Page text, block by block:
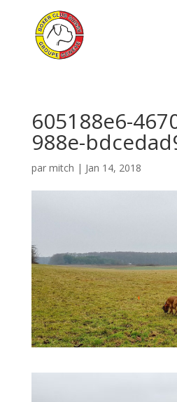
605188e6-
988e-
par mitch | Jan 14, 2018